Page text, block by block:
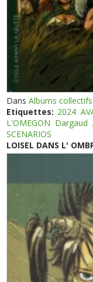
DansAlbums
Etiquettes: 2024
L'OMEGON Dargaud
SCENARIOS
LOISEL DANS L'